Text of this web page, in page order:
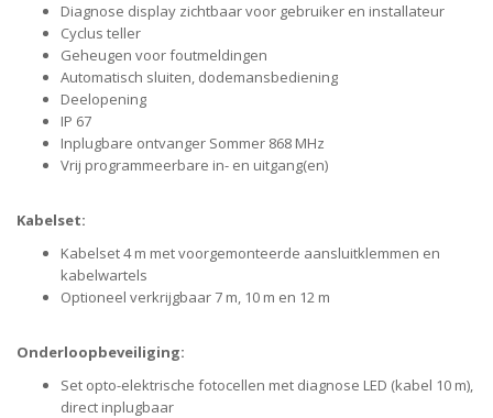
Diagnose display zichtbaar voor gebruiker en installateur
Cyclus teller
Geheugen voor foutmeldingen
Automatisch sluiten, dodemansbediening
Deelopening
IP 67
Inplugbare ontvanger Sommer 868 MHz
Vrij programmeerbare in- en uitgang(en)
Kabelset:
Kabelset 4 m met voorgemonteerde aansluitklemmen en
kabelwartels
Optioneel verkrijgbaar 7 m, 10 m en 12 m
Onderloopbeveiliging:
Set opto-elektrische fotocellen met diagnose LED (kabel 10 m),
direct inplugbaar